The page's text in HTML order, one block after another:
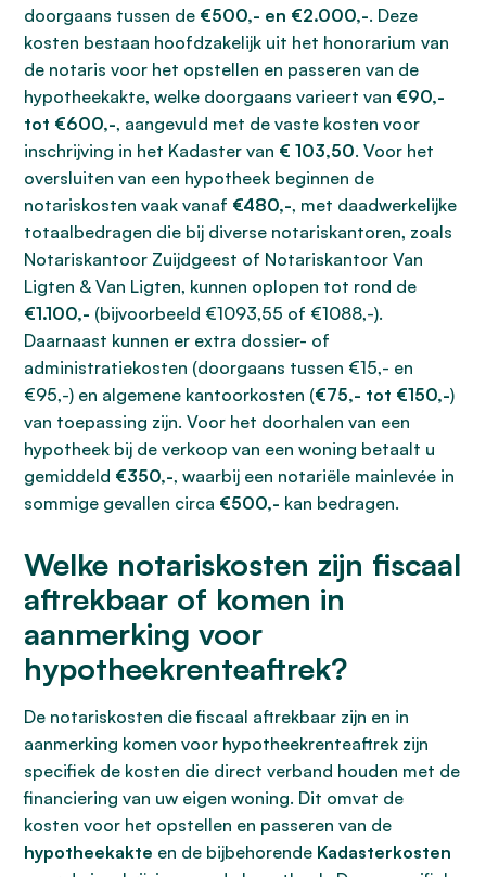
doorgaans tussen de €500,- en €2.000,-. Deze
kosten bestaan hoofdzakelijk uit het honorarium van
de notaris voor het opstellen en passeren van de
hypotheekakte, welke doorgaans varieert van €90,-
tot €600,-, aangevuld met de vaste kosten voor
inschrijving in het Kadaster van € 103,50. Voor het
oversluiten van een hypotheek beginnen de
notariskosten vaak vanaf €480,-, met daadwerkelijke
totaalbedragen die bij diverse notariskantoren, zoals
Notariskantoor Zuijdgeest of Notariskantoor Van
Ligten & Van Ligten, kunnen oplopen tot rond de
€1.100,- (bijvoorbeeld €1093,55 of €1088,-).
Daarnaast kunnen er extra dossier- of
administratiekosten (doorgaans tussen €15,- en
€95,-) en algemene kantoorkosten (€75,- tot €150,-)
van toepassing zijn. Voor het doorhalen van een
hypotheek bij de verkoop van een woning betaalt u
gemiddeld €350,-, waarbij een notariële mainlevée in
sommige gevallen circa €500,- kan bedragen.
Welke notariskosten zijn fiscaal
aftrekbaar of komen in
aanmerking voor
hypotheekrenteaftrek?
De notariskosten die fiscaal aftrekbaar zijn en in
aanmerking komen voor hypotheekrenteaftrek zijn
specifiek de kosten die direct verband houden met de
financiering van uw eigen woning. Dit omvat de
kosten voor het opstellen en passeren van de
hypotheekakte en de bijbehorende Kadasterkosten